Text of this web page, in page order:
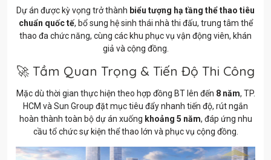
Dự án được kỳ vọng trở thành biểu tượng hạ tầng thể thao tiêu
chuẩn quốc tế, bổ sung hệ sinh thái nhà thi đấu, trung tâm thể
thao đa chức năng, cùng các khu phục vụ vận động viên, khán
giả và cộng đồng.
🚀 Tầm Quan Trọng & Tiến Độ Thi Công
Mặc dù thời gian thực hiện theo hợp đồng BT lên đến 8 năm, TP.
HCM và Sun Group đặt mục tiêu đẩy nhanh tiến độ, rút ngắn
hoàn thành toàn bộ dự án xuống khoảng 5 năm, đáp ứng nhu
cầu tổ chức sự kiện thể thao lớn và phục vụ cộng đồng.